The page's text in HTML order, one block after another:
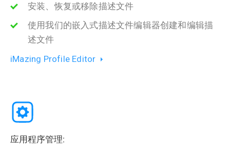
安装、恢复或移除描述文件
使用我们的嵌入式描述文件编辑器创建和编辑描
述文件
iMazing Profile Editor
应用程序管理: